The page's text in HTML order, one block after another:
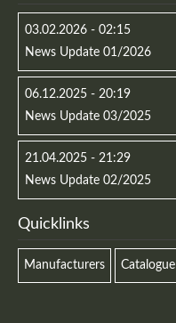
03.02.2026 - 02:15
News Update 01/2026
06.12.2025 - 20:19
News Update 03/2025
21.04.2025 - 21:29
News Update 02/2025
Quicklinks
Manufacturers Catalogue